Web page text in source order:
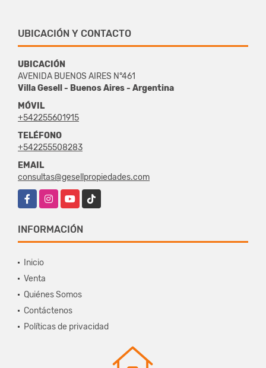
UBICACIÓN Y CONTACTO
UBICACIÓN
AVENIDA BUENOS AIRES N°461
Villa Gesell - Buenos Aires - Argentina
MÓVIL
+542255601915
TELÉFONO
+542255508283
EMAIL
consultas@gesellpropiedades.com
FacebookInstagramYouTubeTikTok
INFORMACIÓN
Inicio
Venta
Quiénes Somos
Contáctenos
Políticas de privacidad